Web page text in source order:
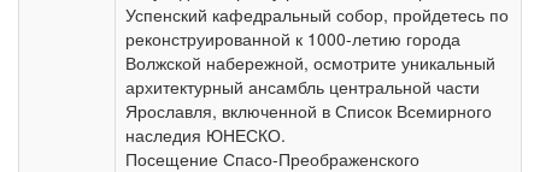
Успенский кафедральный собор, пройдетесь по
реконструированной к 1000-летию города
Волжской набережной, осмотрите уникальный
архитектурный ансамбль центральной части
Ярославля, включенной в Список Всемирного
наследия ЮНЕСКО.
Посещение Спасо-Преображенского